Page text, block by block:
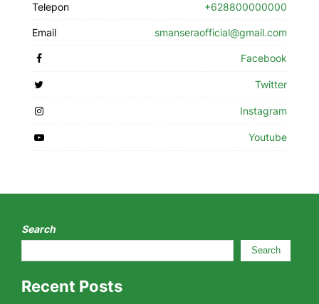
Telepon +628800000000
Email smanseraofficial@gmail.com
Facebook
Twitter
Instagram
Youtube
Search
Search
Recent Posts